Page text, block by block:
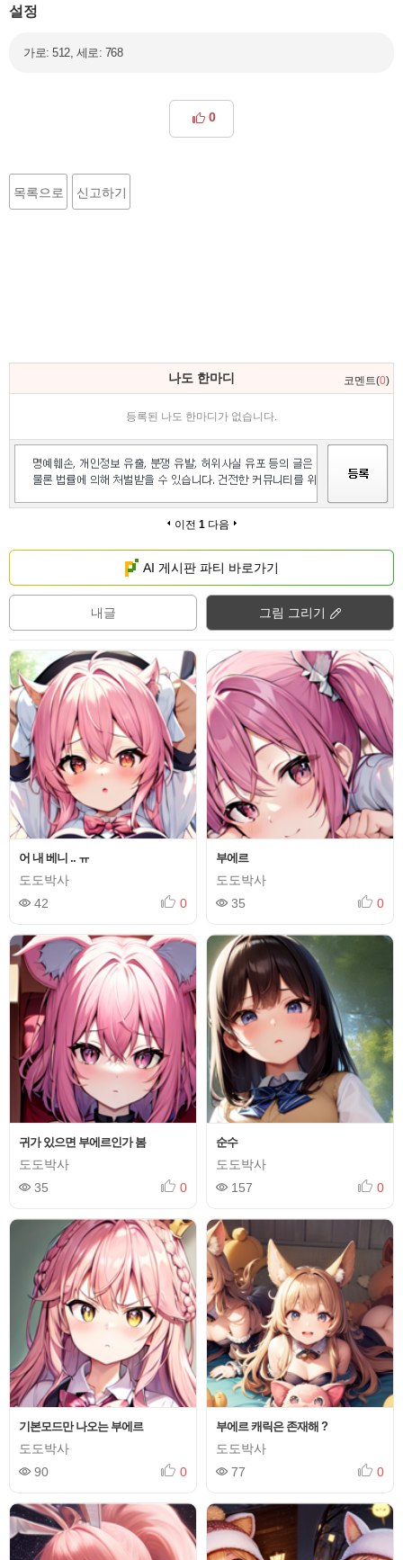
설정
가로: 512, 세로: 768
0
목록으로 신고하기
나도 한마디 코멘트(0)
등록된 나도 한마디가 없습니다.
이전 1 다음
AI 게시판 파티 바로가기
내글 그림 그리기
어 내 베니 .. ㅠ
도도박사
42
0
부에르
도도박사
35
0
귀가 있으면 부에르인가 봄
도도박사
35
0
순수
도도박사
157
0
기본모드만 나오는 부에르
도도박사
90
0
부에르 캐릭은 존재해 ?
도도박사
77
0